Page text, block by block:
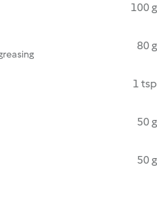
100 g
80 g
1 tsp
50 g
50 g